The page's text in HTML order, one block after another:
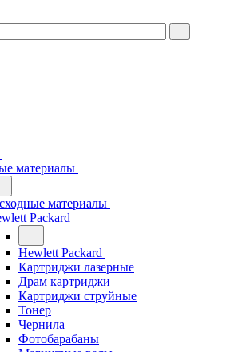
материалы
материалы
Packard
Hewlett Packard
Картриджи лазерные
Драм картриджи
Картриджи струйные
Тонер
Чернила
Фотобарабаны